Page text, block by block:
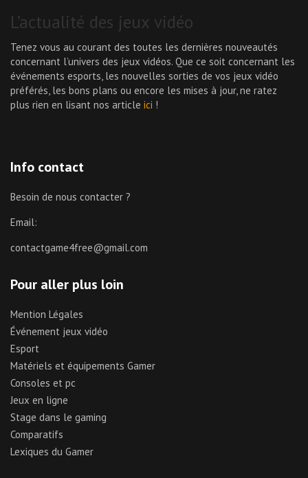
L’actualité des jeux vidéo
Tenez vous au courant des toutes les dernières nouveautés
concernant l’univers des jeux vidéos. Que ce soit concernant les
événements esports, les nouvelles sorties de vos jeux vidéo
préférés, les bons plans ou encore les mises à jour, ne ratez
plus rien en lisant nos article ici !
Info contact
Besoin de nous contacter ?
Email:
contactgame4free@gmail.com
Pour aller plus loin
Mention Légales
Événement jeux vidéo
Esport
Matériels et équipements Gamer
Consoles et pc
Jeux en ligne
Stage dans le gaming
Comparatifs
Lexiques du Gamer